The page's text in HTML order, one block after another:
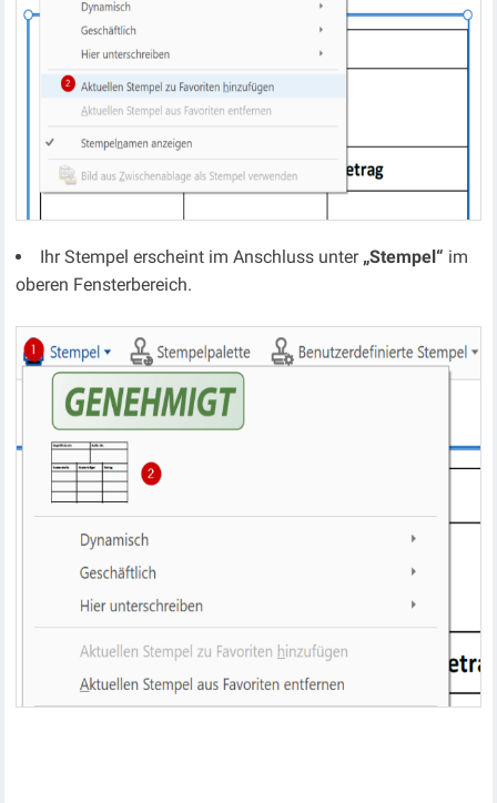
Ihr Stempel erscheint im Anschluss unter „Stempel“ im
oberen Fensterbereich.